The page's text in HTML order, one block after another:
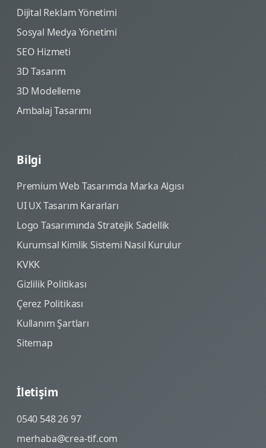
Dijital Reklam Yönetimi
Sosyal Medya Yönetimi
SEO Hizmeti
3D Tasarım
3D Modelleme
Ambalaj Tasarımı
Bilgi
Premium Web Tasarımda Marka Algısı
UI UX Tasarım Kararları
Logo Tasarımında Stratejik Sadellik
Kurumsal Kimlik Sistemi Nasıl Kurulur
KVKK
Gizlilik Politikası
Çerez Politikası
Kullanım Şartları
Sitemap
İletişim
0540 548 26 97
merhaba@crea-tif.com